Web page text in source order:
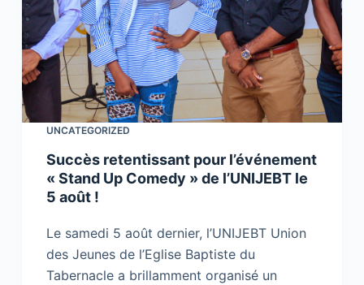
UNCATEGORIZED
Succès retentissant pour l’événement
« Stand Up Comedy » de l’UNIJEBT le
5 août !
Le samedi 5 août dernier, l’UNIJEBT Union
des Jeunes de l’Eglise Baptiste du
Tabernacle a brillamment organisé un